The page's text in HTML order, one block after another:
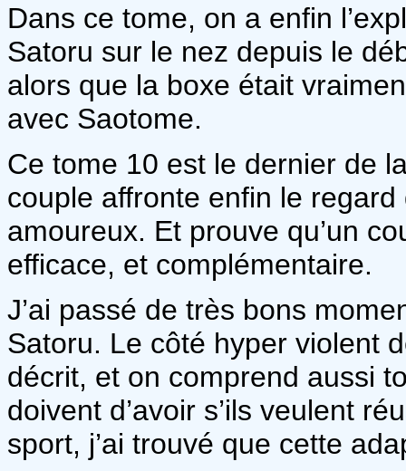
Dans ce tome, on a enfin
Satoru sur le nez depuis le
alors que la boxe était
avec Saotome.
Ce tome 10 est le dernier de
couple affronte enfin le
amoureux. Et prouve qu’un
efficace, et complémentaire.
J’ai passé de très bons
Satoru. Le côté hyper violent
décrit, et on comprend aussi
doivent d’avoir s’ils veulent
sport, j’ai trouvé que cette